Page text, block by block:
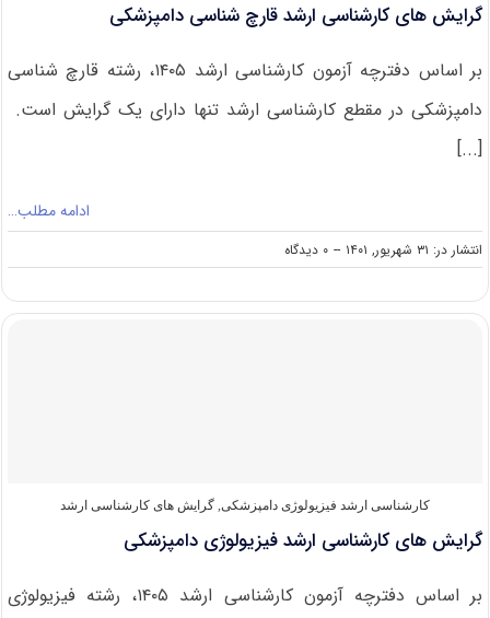
گرایش های کارشناسی ارشد قارچ شناسی دامپزشکی
بر اساس دفترچه آزمون کارشناسی ارشد ۱۴۰۵، رشته قارچ شناسی
دامپزشکی در مقطع کارشناسی ارشد تنها دارای یک گرایش است.
[...]
ادامه مطلب…
انتشار در: ۳۱ شهریور, ۱۴۰۱ -- ۰ دیدگاه
on
گرایش
کارشناسی
کارشناسی ارشد فیزیولوژی دامپزشکی, گرایش های کارشناسی ارشد
گرایش های کارشناسی ارشد فیزیولوژی دامپزشکی
بر اساس دفترچه آزمون کارشناسی ارشد ۱۴۰۵، رشته فیزیولوژی